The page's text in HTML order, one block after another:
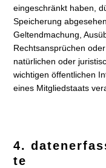
eingeschränkt haben,
Speicherung
Geltendmachung,
Rechtsansprüchen
natürlichen oder
wichtigen öffentlichen
eines Mitgliedstaats
4.
te